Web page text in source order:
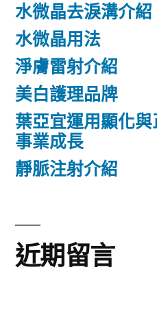
水微晶去淚溝介紹
水微晶用法
淨膚雷射介紹
美白護理品牌
葉亞宜運用顯化
事業成長
靜脈注射介紹
近期留言